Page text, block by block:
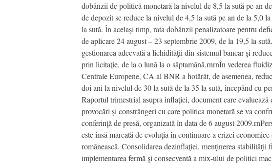
dobânzii de politică monetară la nivelul de 8,5 la sută pe an
de depozit se reduce la nivelul de 4,5 la sută pe an de la 5,0
la sută. În acelaşi timp, rata dobânzii penalizatoare pentru
de aplicare 24 august – 23 septembrie 2009, de la 19,5 la
gestionarea adecvată a lichidităţii din sistemul bancar şi
prin licitaţie, de la o lună la o săptamână.rnrnÎn vederea
Centrale Europene, CA al BNR a hotărât, de asemenea,
doi ani la nivelul de 30 la sută de la 35 la sută, începând cu
Raportul trimestrial asupra inflaţiei, document care
provocări şi constrângeri cu care politica monetară se va
conferinţă de presă, organizată în data de 6 august
este însă marcată de evoluţia în continuare a crizei
românească. Consolidarea dezinflaţiei, menţinerea
implementarea fermă şi consecventă a mix-ului de politici